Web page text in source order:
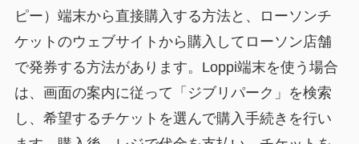
ピー）端末から直接購入する方法と、ローソンチ
ケットのウェブサイトから購入してローソン店舗
で発券する方法があります。Loppi端末を使う場合
は、画面の案内に従って「ジブリパーク」を検索
し、希望するチケットを選んで購入手続きを行い